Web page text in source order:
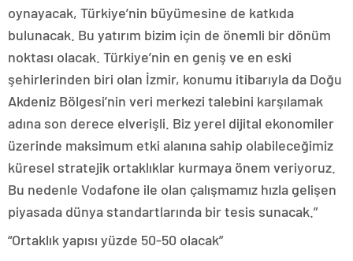
oynayacak, Türkiye’nin büyümesine de katkıda
bulunacak. Bu yatırım bizim için de önemli bir dönüm
noktası olacak. Türkiye’nin en geniş ve en eski
şehirlerinden biri olan İzmir, konumu itibarıyla da Doğu
Akdeniz Bölgesi’nin veri merkezi talebini karşılamak
adına son derece elverişli. Biz yerel dijital ekonomiler
üzerinde maksimum etki alanına sahip olabileceğimiz
küresel stratejik ortaklıklar kurmaya önem veriyoruz.
Bu nedenle Vodafone ile olan çalışmamız hızla gelişen
piyasada dünya standartlarında bir tesis sunacak.”
“Ortaklık yapısı yüzde 50-50 olacak”